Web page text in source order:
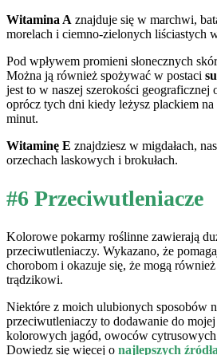
Witamina A znajduje się w marchwi,
morelach i ciemno-zielonych liściastych
Pod wpływem promieni słonecznych
Można ją również spożywać w postaci
jest to w naszej szerokości geograficznej
oprócz tych dni kiedy leżysz plackiem na
minut.
Witaminę E znajdziesz w migdałach,
orzechach laskowych i brokułach.
#6 Przeciwutleniacze
Kolorowe pokarmy roślinne zawierają
przeciwutleniaczy. Wykazano, że
chorobom i okazuje się, że mogą
trądzikowi.
Niektóre z moich ulubionych sposobów
przeciwutleniaczy to dodawanie do
kolorowych jagód, owoców
Dowiedz się więcej o najlepszych